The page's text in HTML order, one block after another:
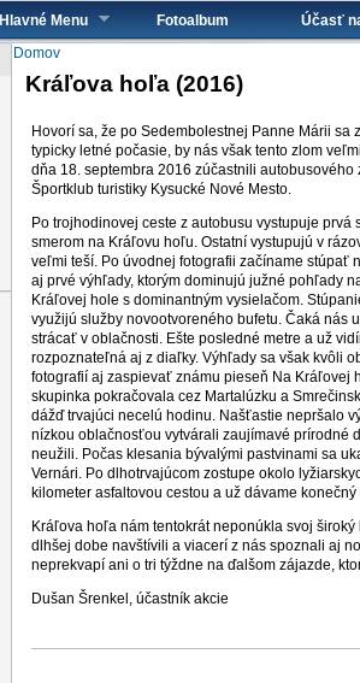
Hlavné Menu Fotoalbum Účasť
Nachádzate sa tu
Domov
Kráľova hoľa (2016)
Hovorí sa, že po Sedembolestnej Panne Márii
typicky letné počasie, by nás však tento zlom
dňa 18. septembra 2016 zúčastnili
Športklub turistiky Kysucké Nové Mesto.
Po trojhodinovej ceste z autobusu vystupuje
smerom na Kráľovu hoľu. Ostatní vystupujú v
veľmi teší. Po úvodnej fotografii začíname stúpať
aj prvé výhľady, ktorým dominujú južné pohľady
Kráľovej hole s dominantným vysielačom.
využijú služby novootvoreného bufetu. Čaká nás
strácať v oblačnosti. Ešte posledné metre a už
rozpoznateľná aj z diaľky. Výhľady sa však kvôli
fotografií aj zaspievať známu pieseň Na Kráľovej
skupinka pokračovala cez Martalúzku a
dážď trvajúci necelú hodinu. Našťastie nepršalo
nízkou oblačnosťou vytvárali zaujímavé prírodné
neužili. Počas klesania bývalými pastvinami sa
Vernári. Po dlhotrvajúcom zostupe okolo
kilometer asfaltovou cestou a už dávame
Kráľova hoľa nám tentokrát neponúkla svoj
dlhšej dobe navštívili a viacerí z nás spoznali aj
neprekvapí ani o tri týždne na ďalšom zájazde,
Dušan Šrenkel, účastník akcie